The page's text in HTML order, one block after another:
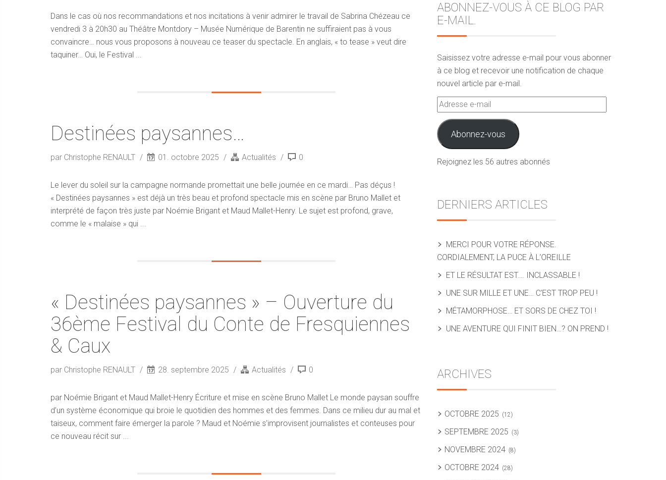
Dans le cas où nos recommandations et nos incitations à venir admirer le travail de Sabrina Chézeau ce
vendredi 3 à 20h30 au Théâtre Montdory – Musée Numérique de Barentin ne suffiraient pas à vous
convaincre… nous vous proposons à nouveau ce teaser du spectacle. En anglais, « to tease » veut dire
taquiner… Oui, le Festival ...
Destinées paysannes…
par Christophe RENAULT 01. octobre 2025 Actualités 0
Le lever du soleil sur la campagne normande promettait une belle journée en ce mardi… Pas déçus !
« Destinées paysannes » est déjà un très beau et profond spectacle mis en scène par Bruno Mallet et
interprété de façon très juste par Noémie Brigant et Maud Mallet-Henry. Le sujet est profond, grave,
comme le « malaise » qui ...
« Destinées paysannes » – Ouverture du
36ème Festival du Conte de Fresquiennes
& Caux
par Christophe RENAULT 28. septembre 2025 Actualités 0
par Noémie Brigant et Maud Mallet-Henry Écriture et mise en scène Bruno Mallet Le monde paysan souffre
d’un système économique qui broie le quotidien des hommes et des femmes. Dans ce milieu dur au mal et
taiseux, comment faire émerger la parole ? Maud et Noémie s’improvisent journalistes et conteuses pour
ce nouveau récit sur ...
ABONNEZ-VOUS À CE BLOG PAR
E-MAIL.
Saisissez votre adresse e-mail pour vous abonner
à ce blog et recevoir une notification de chaque
nouvel article par e-mail.
Adresse
e-
mail
Abonnez-vous
Rejoignez les 56 autres abonnés
DERNIERS ARTICLES
MERCI POUR VOTRE RÉPONSE.
CORDIALEMENT, LA PUCE À L’OREILLE
ET LE RÉSULTAT EST…. INCLASSABLE !
UNE SUR MILLE ET UNE… C’EST TROP PEU !
MÉTAMORPHOSE… ET SORS DE CHEZ TOI !
UNE AVENTURE QUI FINIT BIEN…? ON PREND !
ARCHIVES
OCTOBRE 2025 (12)
SEPTEMBRE 2025 (3)
NOVEMBRE 2024 (8)
OCTOBRE 2024 (28)